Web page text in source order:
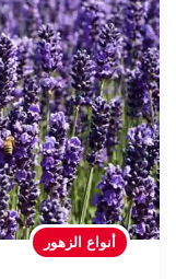
أنواع الزهور